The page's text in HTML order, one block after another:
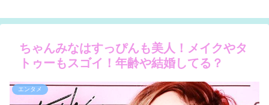
ちゃんみなはすっぴんも美人！メイクやタ
トゥーもスゴイ！年齢や結婚してる？
エンタメ